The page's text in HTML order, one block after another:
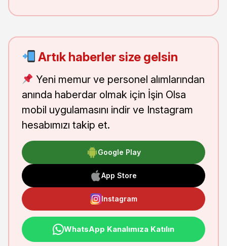
Artık haberler size gelsin
Yeni memur ve personel alımlarından
anında haberdar olmak için İşin Olsa
mobil uygulamasını indir ve Instagram
hesabımızı takip et.
Google Play
App Store
Instagram
WhatsApp Kanalımıza Katılın